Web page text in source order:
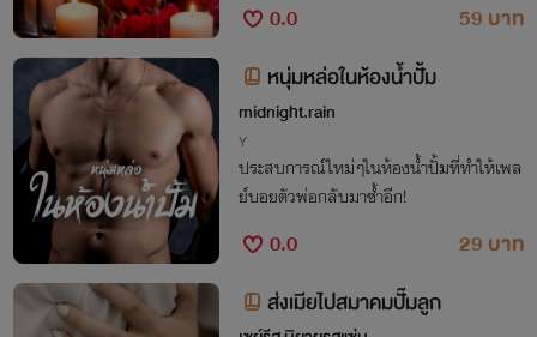
0.0
59 บาท
หนุ่มหล่อในห้องน้ำปั้ม
midnight.rain
Y
ประสบการณ์ใหม่ๆในห้องน้ำปั้มที่ทำให้เพล
ย์บอยตัวพ่อกลับมาซ้ำอีก!
0.0
29 บาท
ส่งเมียไปสมาคมปั๊มลูก